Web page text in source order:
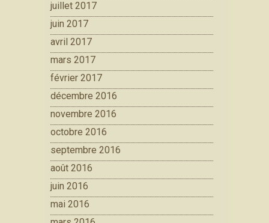
juillet 2017
juin 2017
avril 2017
mars 2017
février 2017
décembre 2016
novembre 2016
octobre 2016
septembre 2016
août 2016
juin 2016
mai 2016